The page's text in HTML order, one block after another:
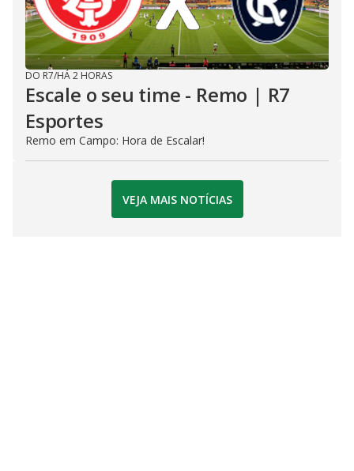
DO R7/HÁ 2 HORAS
Escale o seu time - Remo | R7
Esportes
Remo em Campo: Hora de Escalar!
VEJA MAIS NOTÍCIAS